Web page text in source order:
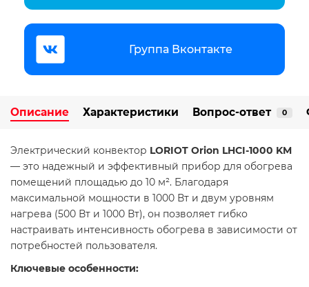
Группа Вконтакте
Описание Характеристики Вопрос-ответ 0
​Электрический конвектор LORIOT Orion LHCI-1000 KM
— это надежный и эффективный прибор для обогрева
помещений площадью до 10 м². Благодаря
максимальной мощности в 1000 Вт и двум уровням
нагрева (500 Вт и 1000 Вт), он позволяет гибко
настраивать интенсивность обогрева в зависимости от
потребностей пользователя.​
Ключевые особенности: